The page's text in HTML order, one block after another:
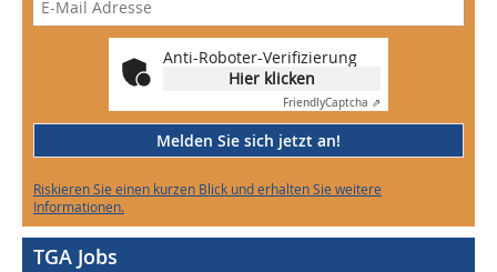
Anti-Roboter-Verifizierung
Hier klicken
FriendlyCaptcha ⇗
Melden Sie sich jetzt an!
Riskieren Sie einen kurzen Blick und erhalten Sie weitere
Informationen.
TGA Jobs